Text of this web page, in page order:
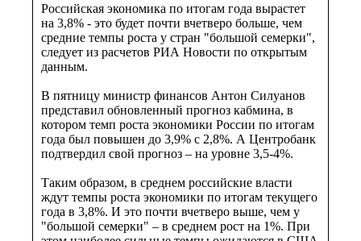
Российская экономика по итогам года вырастет
на 3,8% - это будет почти вчетверо больше, чем
средние темпы роста у стран "большой семерки",
следует из расчетов РИА Новости по открытым
данным.
В пятницу министр финансов Антон Силуанов
представил обновленный прогноз кабмина, в
котором темп роста экономики России по итогам
года был повышен до 3,9% с 2,8%. А Центробанк
подтвердил свой прогноз – на уровне 3,5-4%.
Таким образом, в среднем российские власти
ждут темпы роста экономики по итогам текущего
года в 3,8%. И это почти вчетверо выше, чем у
"большой семерки" – в среднем рост на 1%. При